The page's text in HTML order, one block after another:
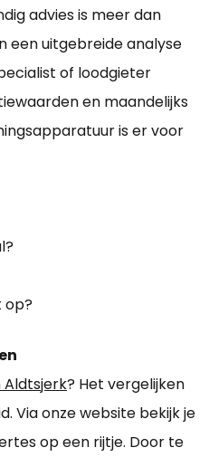
advies is meer dan
een uitgebreide analyse
of loodgieter
en maandelijks
is er voor
op?
? Het vergelijken
Via onze website bekijk je
op een rijtje. Door te